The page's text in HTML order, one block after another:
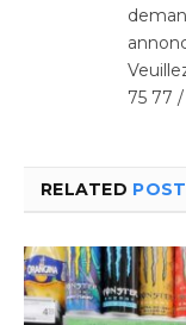
75 77
RELATED